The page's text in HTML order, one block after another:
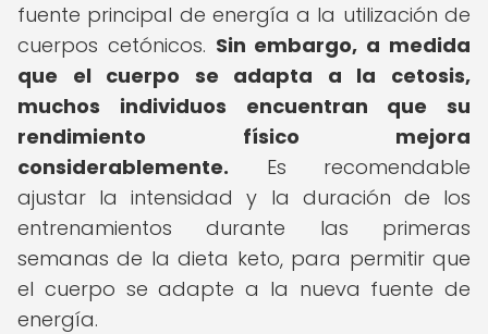
fuente principal de energía a la utilización de
cuerpos cetónicos. Sin embargo, a medida
que el cuerpo se adapta a la cetosis,
muchos individuos encuentran que su
rendimiento físico mejora
considerablemente. Es recomendable
ajustar la intensidad y la duración de los
entrenamientos durante las primeras
semanas de la dieta keto, para permitir que
el cuerpo se adapte a la nueva fuente de
energía.